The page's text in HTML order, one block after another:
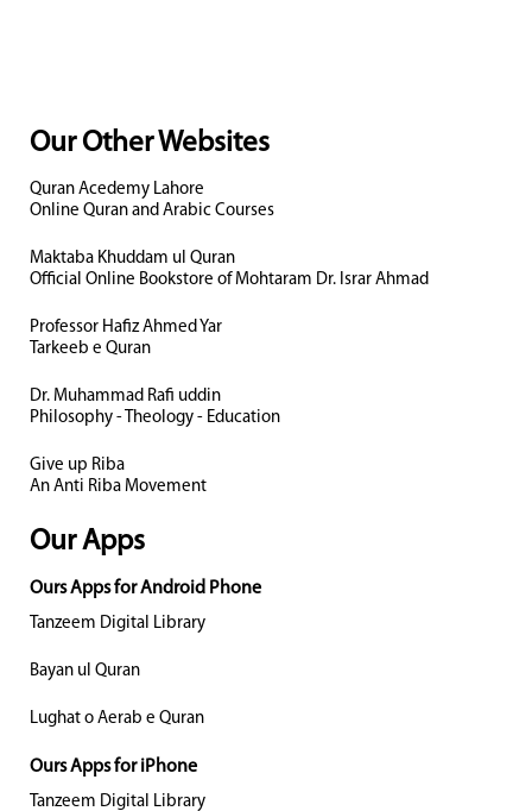
Our Other Websites
Quran Acedemy Lahore
Online Quran and Arabic Courses
Maktaba Khuddam ul Quran
Official Online Bookstore of Mohtaram Dr. Israr Ahmad
Professor Hafiz Ahmed Yar
Tarkeeb e Quran
Dr. Muhammad Rafi uddin
Philosophy - Theology - Education
Give up Riba
An Anti Riba Movement
Our Apps
Ours Apps for Android Phone
Tanzeem Digital Library
Bayan ul Quran
Lughat o Aerab e Quran
Ours Apps for iPhone
Tanzeem Digital Library